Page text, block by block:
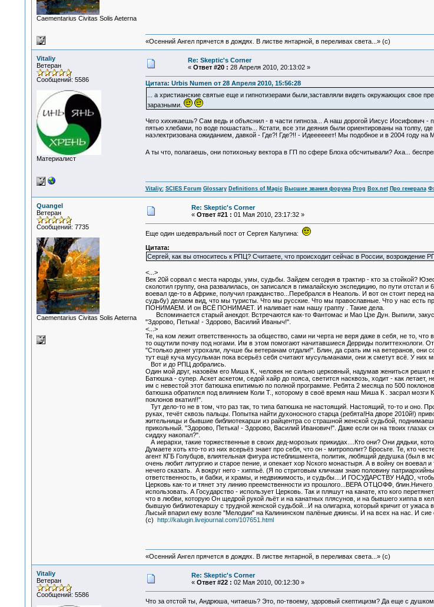
Сaementarius Civitas Solis Aeterna
«Осенний Ангел прячется в дождях. В листве янтарной, в переливах света...» (c)
Vitaliy
Ветеран
Сообщений: 5586
Материалист
Re: Skeptic's Corner
« Ответ #20 : 28 Апреля 2010, 20:13:02 »
Цитата: Urbis Numen от 28 Апреля 2010, 15:56:28
... а христианские святые еще и гипнотизерами были,заставляли видеть окружающих свое
заразными.
Чего хихикаешь? Сам ведь и объяснил - в части гипноза... А наш дорогой Иисус Иосифович -
пятью хлебами, по воде пошастать... Кстати, все эти деяния были ориентированы на толпу,
наэлектризована ожиданием, давкой - Где?! Где?!! - Идеееееет! Мы подобное и в 2004 году на
А ты что, полагаешь, они потихоньку вектора в ГП по сфере Блоха обсчитывали? Аха...
Vitaliy: SCIES Forum Glossary Definitions of Magic Высшие звания форума Prog Box.net Про генерала
Quangel
Ветеран
Сообщений: 7735
Сaementarius Civitas Solis Aeterna
Re: Skeptic's Corner
« Ответ #21 : 01 Мая 2010, 23:17:32 »
Еще один шедевральный пост от Сергея Калугина:
Цитата:
Сергей, как вы относитесь к РПЦ? Считаете, что происходит сейчас в России, возрождение
<...>
Век 20й сорвал с места народы, умы, судьбы. Зайдем сегодня в трактир - кто за стойкой?
сколотил группу, она развалилась, он записался в гималайскую экспедицию, по пути
воевал где-то в Африке, получил гражданство...Перебрался в Неаполь. И вот он стоит
судьбу) делаем вид, что мы туристы. Что мы русские. Что мы православные. Что у нас
ПОНИМАЕМ. И он ВСЁ ПОНИМАЕТ. И наливает нам нашу граппу . Такие дела.
Вспоминается старый анекдот. Встречаются как-то Фантомас и Мао Цзе Дун. Выпили,
"Здорово, Петька! - Здорово, Василий Иваныч!".
<...>
Те, на ком лежит ответственность за общество, сами ни черта не веря даже в себя, не то,
то ощутили почву под ногами. Им в этом помогают начитавшиеся Дерриды политтехнологи.
"Столько денег угрохали, лучше бы ветеранам отдали!". Блин, да срать им на ветеранов,
тут ещё куча мусульман пока всерьёз себя считают мусульманами, они ж сметут всё. У них
Вот и до РПЦ добрались.
Один мой друг, назовём его Миша К., человек не сильно церковный, надумав жениться
Батюшка - супер. Аскет аскетом, седой хайр до пояса, светится насквозь, ходит - как
им с невестой этот батюшка епитимью по полной программе. Ребята 2 месяца по 500
батюшка обратился под влиянием Коли Т., которому в своё время наш Миша К . засрал
поклонов вкатил!!".
Тут дело-то не в том, что раз так, то типа батюшка не настоящий. Настоящий, то-то и оно.
руках, течёт сквозь пальцы. Попытка найти духоносного старца (ребята!На дворе 2010й!)
жительницы и бывшие библиотекарши из райцентра со страшной женской судьбой,
прикольный. "Здорово, Петька! - Здорово, Василий Иванович!". Даже если он на твоих глазах
сиддху накопал?".
А иерархи, такие торжественные в своих дед-морозьих прикидах....Кто они? Они дядьки,
Думаете хоть кто-то из них всерьёз знает про себя, что он - митрополит? Бросьте. Те, кто
агент КГБ Голубцов, влиятельная фигура истеблишмента, политик, любящий дедушка (был в
очень любит литургию и старое пение, и опекает хор Nского монастыря. А в войну он
нечего сказать. А вокруг него - хиппьё. (Я по стритовым кличкам знаю половину
ответственность, и бабки, и храмы, и недвижимость, и судьбы....И ГОСУДАРСТВУ НАДО,
Церковь как-то и тянет эту линию преемственности из прошлого...ВЕРА ОТЦОФФ,
использовать. А Государство - использует Церковь. Так и пляшут на канате, кто кого
что в любви, которую Он щедрой рукой льёт и на канатных плясунов, и на бывшего хиппа в
бывшую библиотекаршу с трудной женской судьбой...И на олигарха, который кричит от
Лысый впарил ему возле "Мелодии" на Калининском палёные джинсы. И на всех на нас. И сие
(c)
http://kalugin.livejournal.com/107651.html
«Осенний Ангел прячется в дождях. В листве янтарной, в переливах света...» (c)
Vitaliy
Ветеран
Сообщений: 5586
Re: Skeptic's Corner
« Ответ #22 : 02 Мая 2010, 00:12:30 »
Что за отстой ты, Андрюша, читаешь? Это, по-твоему, здоровый скептицизм? Да еще с